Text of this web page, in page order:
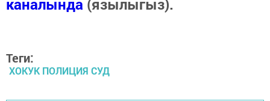
каналында (язылыгыз).
Теги:
ХОКУК ПОЛИЦИЯ СУД